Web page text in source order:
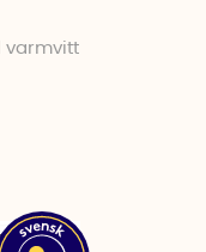
varmvitt